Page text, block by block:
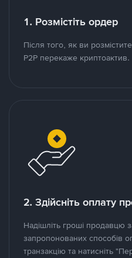
1. Розмістіть ордер
Після того, як ви
P2P перекаже криптоактив.
2. Здійсніть оплату
Надішліть гроші продавцю
запропонованих способів
транзакцію та натисніть